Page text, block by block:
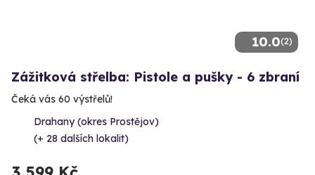
10.0(2)
Zážitková střelba: Pistole a pušky - 6 zbraní
Čeká vás 60 výstřelů!
Drahany (okres Prostějov)
(+ 28 dalších lokalit)